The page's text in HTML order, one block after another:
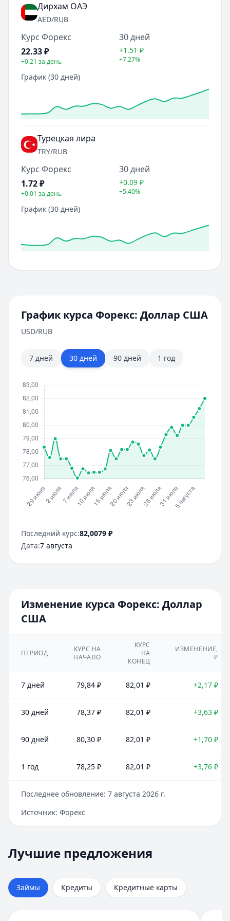
Дирхам ОАЭ
AED/RUB
Курс Форекс
22.33₽
+0.21 за день
30 дней
+1.51 ₽
+7.27%
График (30 дней)
Турецкая лира
TRY/RUB
Курс Форекс
1.72₽
+0.01 за день
30 дней
+0.09 ₽
+5.40%
График (30 дней)
График курса Форекс: Доллар США
USD/RUB
7 дней 30 дней 90 дней 1 год
Последний курс:82,0079 ₽
Дата:7 августа
Изменение курса Форекс: Доллар
США
ПЕРИОД
КУРС НА
НАЧАЛО
КУРС
НА
КОНЕЦ
ИЗМЕНЕНИЕ,
₽
7 дней 79,84 ₽ 82,01 ₽ +2,17 ₽
30 дней 78,37 ₽ 82,01 ₽ +3,63 ₽
90 дней 80,30 ₽ 82,01 ₽ +1,70 ₽
1 год 78,25 ₽ 82,01 ₽ +3,76 ₽
Последнее обновление: 7 августа 2026 г.
Источник: Форекс
Кредиты — лучшие предложения
Сумма:30 000–30 000 000
₽
Срок: до180 мес.
Рейтинг:
Сумма:до 100 000 ₽
Рейтинг:4.6 (14 отзывов)
Fin 5— Займ
Срок:
Лучшие предложения
Займы Кредиты Кредитные карты